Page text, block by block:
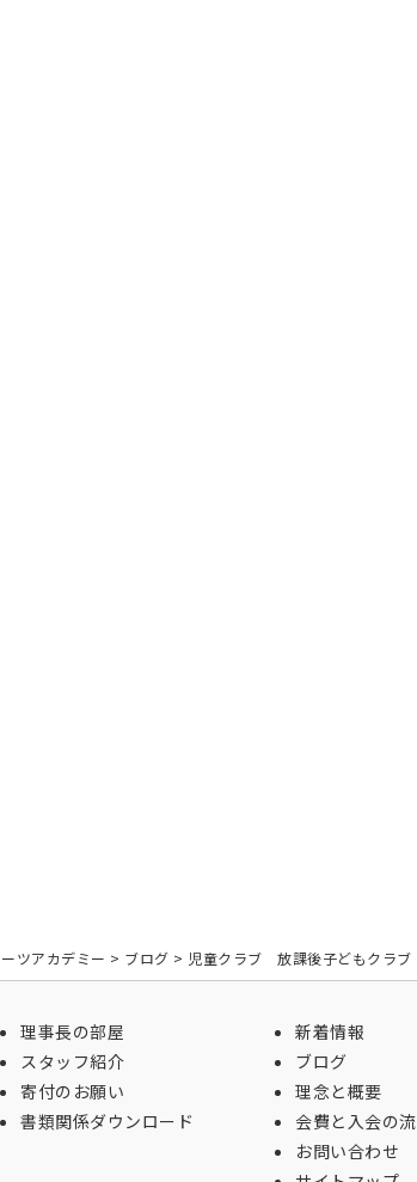
ツアカデミー > ブログ > 児童クラブ 放課後子どもクラ
理事長の部屋
スタッフ紹介
寄付のお願い
書類関係ダウンロード
新着情報
ブログ
理念と概要
会費と入会の
お問い合わせ